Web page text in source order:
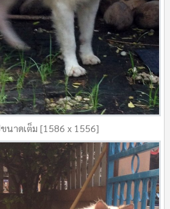
นาดเต็ม [1586 x 1556]